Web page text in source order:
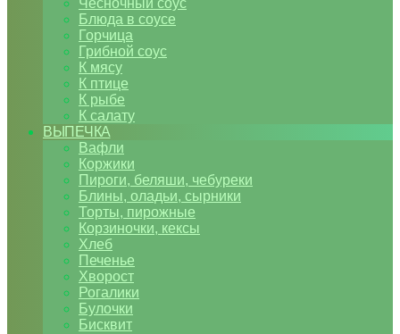
Чесночный соус
Блюда в соусе
Горчица
Грибной соус
К мясу
К птице
К рыбе
К салату
ВЫПЕЧКА
Вафли
Коржики
Пироги, беляши, чебуреки
Блины, оладьи, сырники
Торты, пирожные
Корзиночки, кексы
Хлеб
Печенье
Хворост
Рогалики
Булочки
Бисквит